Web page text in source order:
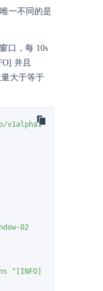
一不同的是
口，每 10s
并且
量大于等于
v1alpha1
02
"[INFO]"